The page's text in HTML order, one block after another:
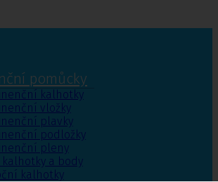
pomůcky
kalhotky
vložky
plavky
podložky
pleny
kalhotky a body
kalhotky